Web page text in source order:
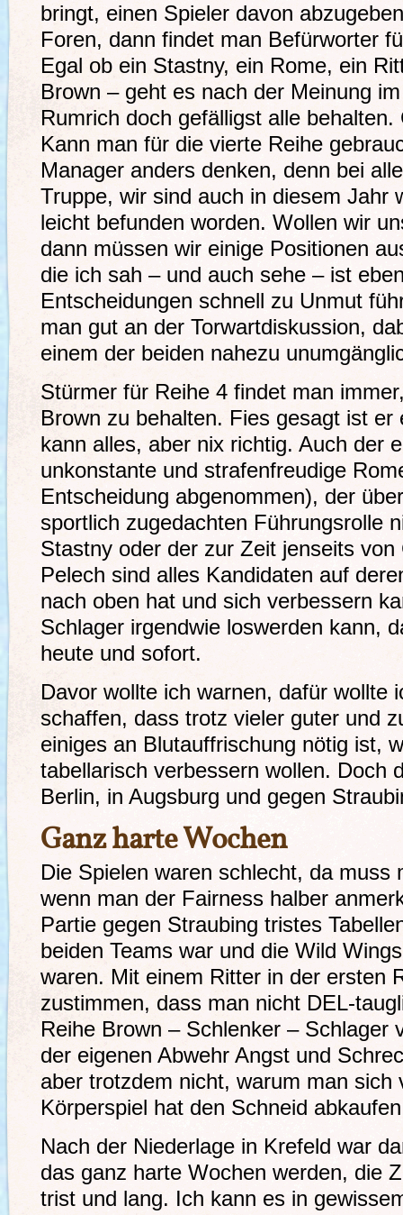
bringt, einen Spieler davon
Foren, dann findet man Befürworter
Egal ob ein Stastny, ein Rome, ein
Brown – geht es nach der Meinung
Rumrich doch gefälligst alle
Kann man für die vierte Reihe
Manager anders denken, denn bei
Truppe, wir sind auch in diesem Jahr
leicht befunden worden. Wollen wir
dann müssen wir einige Positionen
die ich sah – und auch sehe – ist
Entscheidungen schnell zu Unmut
man gut an der Torwartdiskussion,
einem der beiden nahezu
Stürmer für Reihe 4 findet man
Brown zu behalten. Fies gesagt ist er
kann alles, aber nix richtig. Auch der
unkonstante und strafenfreudige
Entscheidung abgenommen), der
sportlich zugedachten Führungsrolle
Stastny oder der zur Zeit jenseits
Pelech sind alles Kandidaten auf
nach oben hat und sich verbessern
Schlager irgendwie loswerden kann,
heute und sofort.
Davor wollte ich warnen, dafür wollte
schaffen, dass trotz vieler guter und
einiges an Blutauffrischung nötig ist,
tabellarisch verbessern wollen. Doch
Berlin, in Augsburg und gegen
Ganz harte Wochen
Die Spielen waren schlecht, da muss
wenn man der Fairness halber
Partie gegen Straubing tristes
beiden Teams war und die Wild
waren. Mit einem Ritter in der ersten
zustimmen, dass man nicht DEL-
Reihe Brown – Schlenker – Schlager
der eigenen Abwehr Angst und
aber trotzdem nicht, warum man sich
Körperspiel hat den Schneid
Nach der Niederlage in Krefeld war
das ganz harte Wochen werden, die
trist und lang. Ich kann es in